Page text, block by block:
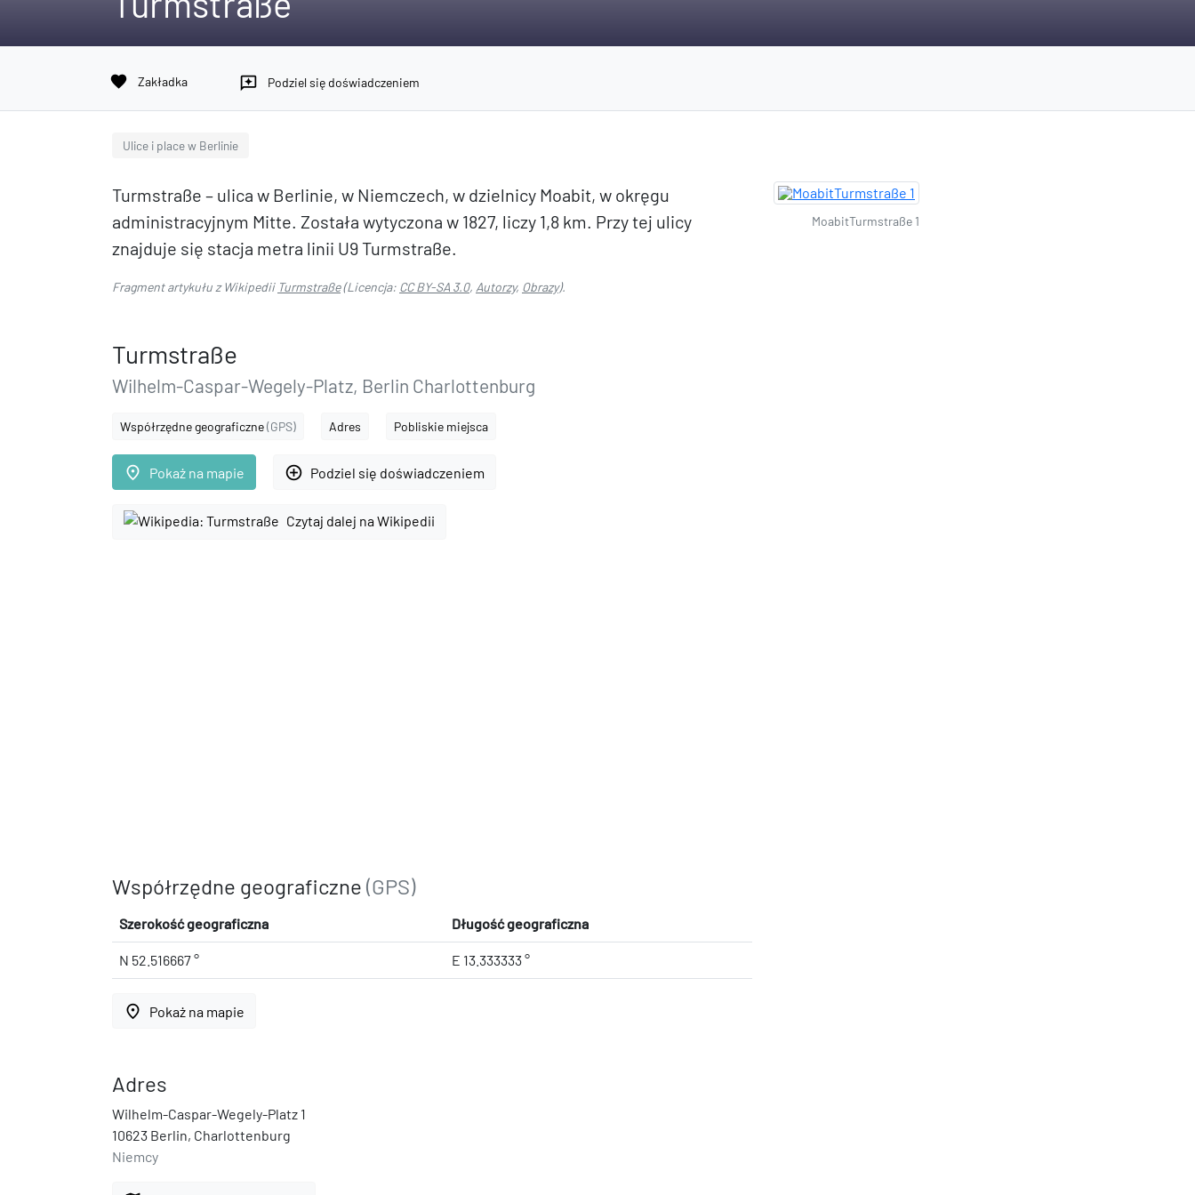
favorite Zakładka reviews Podziel się doświadczeniem
Ulice i place w Berlinie
Turmstraße – ulica w Berlinie, w Niemczech, w dzielnicy Moabit, w okręgu
administracyjnym Mitte. Została wytyczona w 1827, liczy 1,8 km. Przy tej ulicy
znajduje się stacja metra linii U9 Turmstraße.
Fragment artykułu z Wikipedii Turmstraße(Licencja: CC BY-SA 3.0, Autorzy, Obrazy).
Turmstraße
Wilhelm-Caspar-Wegely-Platz, Berlin Charlottenburg
Współrzędne geograficzne(GPS) Adres Pobliskie miejsca
place Pokaż na mapie add_circle_outline Podziel się doświadczeniem
Czytaj dalej na Wikipedii
Współrzędne geograficzne (GPS)
Szerokość geograficzna Długość geograficzna
N 52.516667 ° E 13.333333 °
place Pokaż na mapie
Adres
Wilhelm-Caspar-Wegely-Platz 1
10623 Berlin, Charlottenburg
Niemcy
MoabitTurmstraße 1